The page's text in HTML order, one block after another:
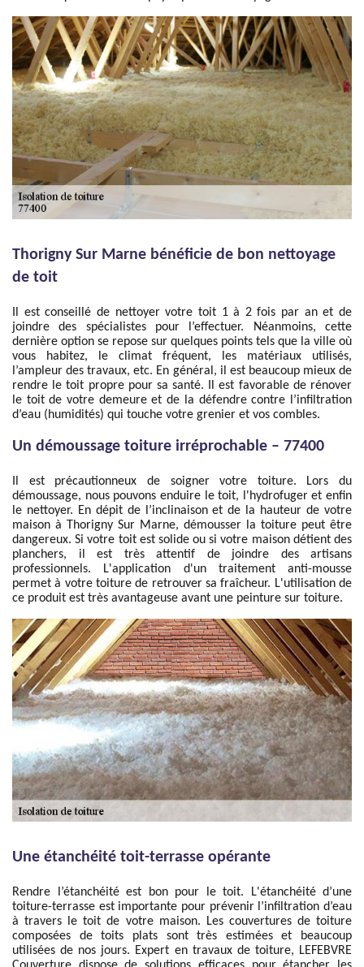
Thorigny Sur Marne bénéficie de bon nettoyage
de toit
Il est conseillé de nettoyer votre toit 1 à 2 fois par an et de
joindre des spécialistes pour l’effectuer. Néanmoins, cette
dernière option se repose sur quelques points tels que la ville où
vous habitez, le climat fréquent, les matériaux utilisés,
l’ampleur des travaux, etc. En général, il est beaucoup mieux de
rendre le toit propre pour sa santé. Il est favorable de rénover
le toit de votre demeure et de la défendre contre l’infiltration
d’eau (humidités) qui touche votre grenier et vos combles.
Un démoussage toiture irréprochable – 77400
Il est précautionneux de soigner votre toiture. Lors du
démoussage, nous pouvons enduire le toit, l'hydrofuger et enfin
le nettoyer. En dépit de l’inclinaison et de la hauteur de votre
maison à Thorigny Sur Marne, démousser la toiture peut être
dangereux. Si votre toit est solide ou si votre maison détient des
planchers, il est très attentif de joindre des artisans
professionnels. L'application d'un traitement anti-mousse
permet à votre toiture de retrouver sa fraîcheur. L'utilisation de
ce produit est très avantageuse avant une peinture sur toiture.
Une étanchéité toit-terrasse opérante
Rendre l’étanchéité est bon pour le toit. L'étanchéité d’une
toiture-terrasse est importante pour prévenir l’infiltration d’eau
à travers le toit de votre maison. Les couvertures de toiture
composées de toits plats sont très estimées et beaucoup
utilisées de nos jours. Expert en travaux de toiture, LEFEBVRE